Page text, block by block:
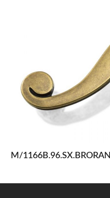
M/1166B.96.SX.BRORAN